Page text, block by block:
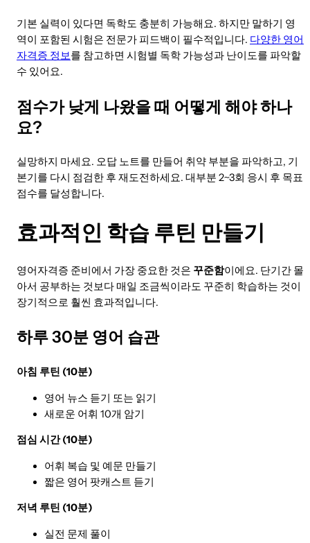
기본 실력이 있다면 독학도 충분히 가능해요. 하지만 말하기 영
역이 포함된 시험은 전문가 피드백이 필수적입니다. 다양한 영어
자격증 정보를 참고하면 시험별 독학 가능성과 난이도를 파악할
수 있어요.
점수가 낮게 나왔을 때 어떻게 해야 하나
요?
실망하지 마세요. 오답 노트를 만들어 취약 부분을 파악하고, 기
본기를 다시 점검한 후 재도전하세요. 대부분 2~3회 응시 후 목표
점수를 달성합니다.
효과적인 학습 루틴 만들기
영어자격증 준비에서 가장 중요한 것은 꾸준함이에요. 단기간 몰
아서 공부하는 것보다 매일 조금씩이라도 꾸준히 학습하는 것이
장기적으로 훨씬 효과적입니다.
하루 30분 영어 습관
아침 루틴 (10분)
영어 뉴스 듣기 또는 읽기
새로운 어휘 10개 암기
점심 시간 (10분)
어휘 복습 및 예문 만들기
짧은 영어 팟캐스트 듣기
저녁 루틴 (10분)
실전 문제 풀이